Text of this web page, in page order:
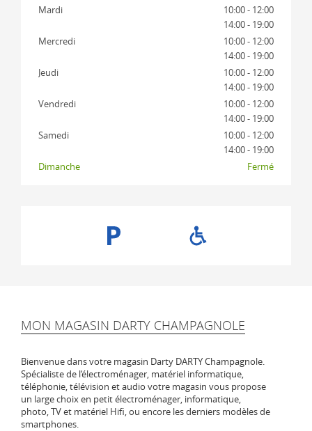
Mardi
10:00 - 12:00
14:00 - 19:00
Mercredi
10:00 - 12:00
14:00 - 19:00
Jeudi
10:00 - 12:00
14:00 - 19:00
Vendredi
10:00 - 12:00
14:00 - 19:00
Samedi
10:00 - 12:00
14:00 - 19:00
Dimanche
Fermé
MON MAGASIN DARTY CHAMPAGNOLE
Bienvenue dans votre magasin Darty DARTY Champagnole.
Spécialiste de l‘électroménager, matériel informatique,
téléphonie, télévision et audio votre magasin vous propose
un large choix en petit électroménager, informatique,
photo, TV et matériel Hifi, ou encore les derniers modèles de
smartphones.